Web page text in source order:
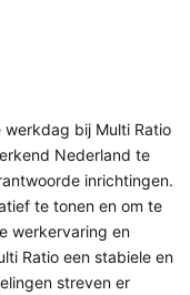
bij Multi Ratio
Nederland te
inrichtingen.
te tonen en om te
werkervaring en
Ratio een stabiele en
streven er